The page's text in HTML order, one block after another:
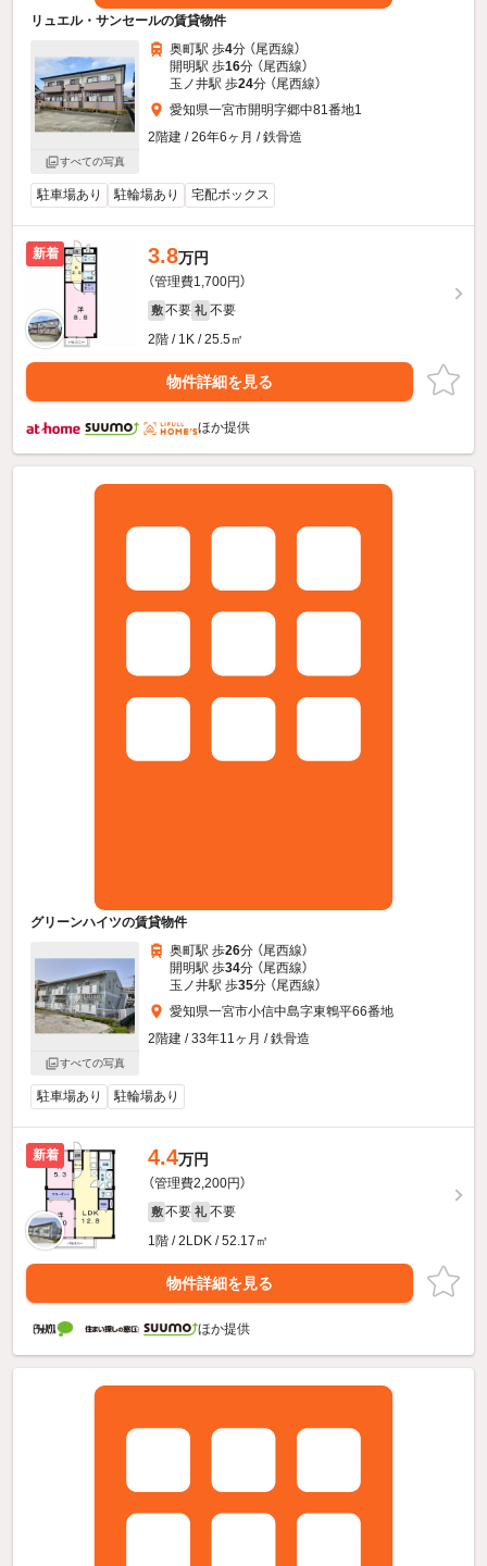
リュエル・サンセールの賃貸物件
すべての写真
奥町駅 歩4分 （尾西線）
開明駅 歩16分 （尾西線）
玉ノ井駅 歩24分 （尾西線）
愛知県一宮市開明字郷中81番地1
2階建 / 26年6ヶ月 / 鉄骨造
駐車場あり 駐輪場あり 宅配ボックス
新着 3.8万円
（管理費1,700円）
敷 不要 礼 不要
2階 / 1K / 25.5㎡
物件詳細を見る
ほか提供
グリーンハイツの賃貸物件
すべての写真
奥町駅 歩26分 （尾西線）
開明駅 歩34分 （尾西線）
玉ノ井駅 歩35分 （尾西線）
愛知県一宮市小信中島字東鵯平66番地
2階建 / 33年11ヶ月 / 鉄骨造
駐車場あり 駐輪場あり
新着 4.4万円
（管理費2,200円）
敷 不要 礼 不要
1階 / 2LDK / 52.17㎡
物件詳細を見る
ほか提供